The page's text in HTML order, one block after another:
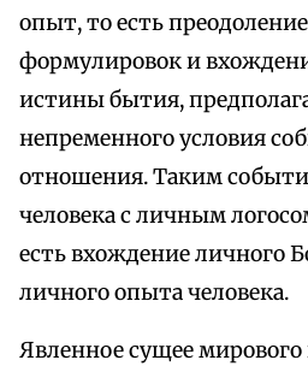
опыт, то есть
формулировок и
истины бытия,
непременного условия
отношения. Таким
человека с личным
есть вхождение личного
личного опыта человека.
Явленное сущее мирового